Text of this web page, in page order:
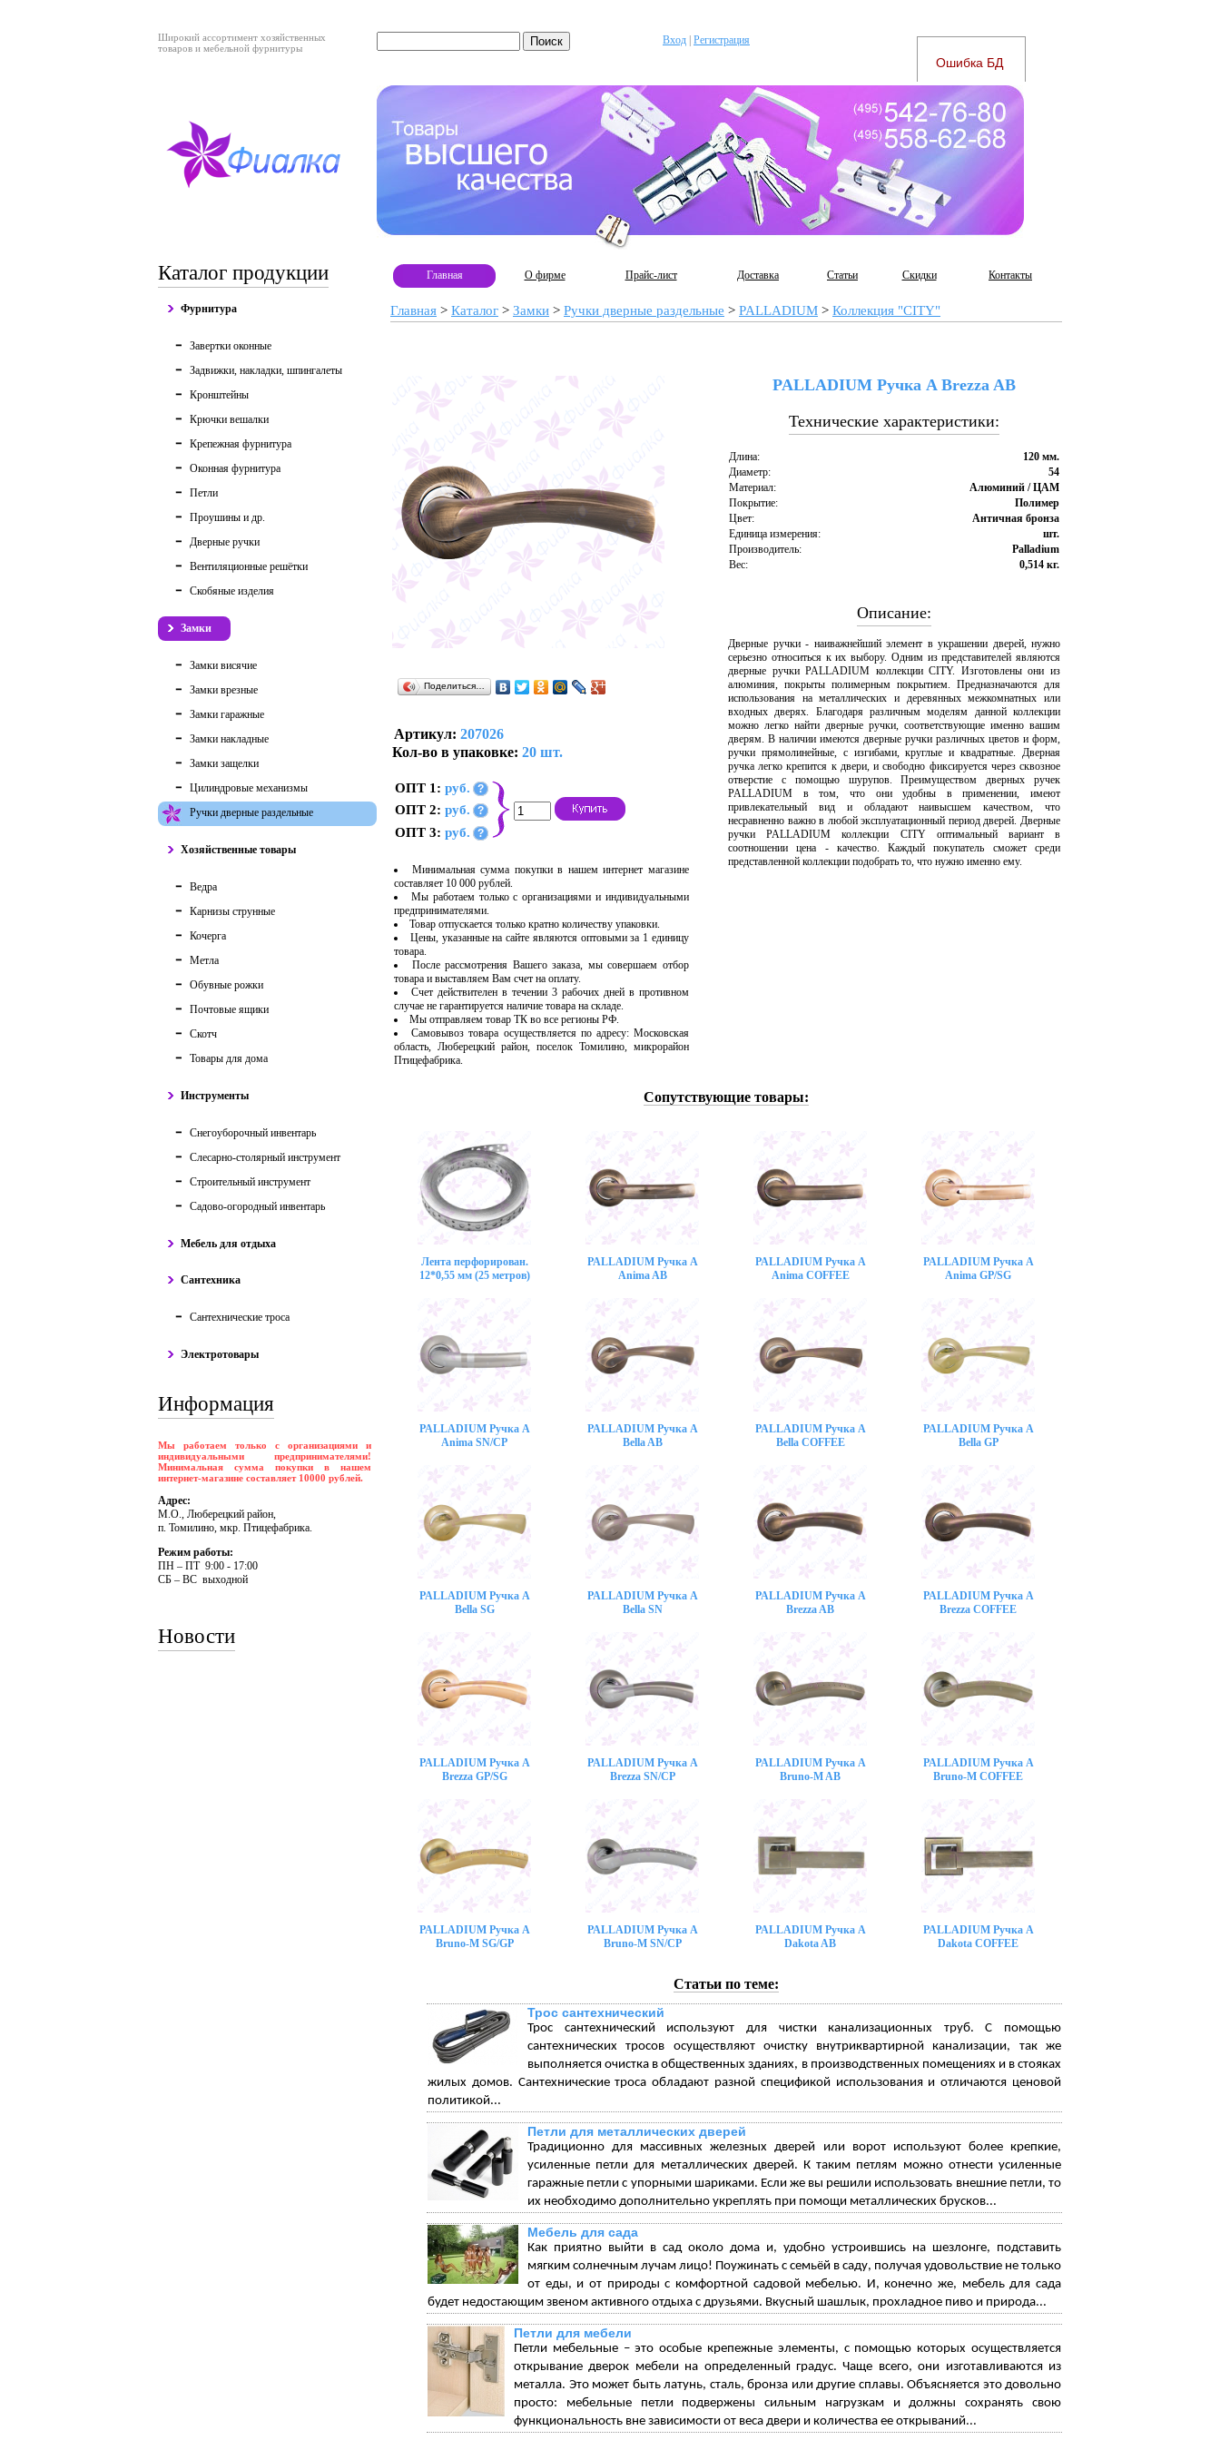
Широкий ассортимент хозяйственных
товаров и мебельной фурнитуры
Вход Регистрация
Каталог продукции
Фурнитура
Завертки оконные
Задвижки, накладки, шпингалеты
Кронштейны
Крючки вешалки
Крепежная фурнитура
Оконная фурнитура
Петли
Проушины и др.
Дверные ручки
Вентиляционные решётки
Скобяные изделия
Замки
Замки висячие
Замки врезные
Замки гаражные
Замки накладные
Замки защелки
Цилиндровые механизмы
Ручки дверные раздельные
Хозяйственные товары
Ведра
Карнизы струнные
Кочерга
Метла
Обувные рожки
Почтовые ящики
Скотч
Товары для дома
Инструменты
Снегоуборочный инвентарь
Слесарно-столярный инструмент
Строительный инструмент
Садово-огородный инвентарь
Мебель для отдыха
Сантехника
Сантехнические троса
Электротовары
Информация
Мы работаем только с организациями и
индивидуальными предпринимателями!
Минимальная сумма покупки в нашем
интернет-магазине составляет 10000 рублей.
Адрес:
М.О., Люберецкий район,
п. Томилино, мкр. Птицефабрика.
Режим работы:
ПH – ПT 9:00 - 17:00
CБ – BC выходной
Новости
Главная О фирме Прайс-лист Доставка Статьи Скидки Контакты
Главная > Каталог > Замки > Ручки дверные раздельные > PALLADIUM > Коллекция "CITY"
Поделиться…
Артикул: 207026
Кол-во в упаковке: 20 шт.
ОПТ 1: руб. ?
ОПТ 2: руб. ?
ОПТ 3: руб. ?
Минимальная сумма покупки в нашем интернет магазине
составляет 10 000 рублей.
Мы работаем только с организациями и индивидуальными
предпринимателями.
Товар отпускается только кратно количеству упаковки.
Цены, указанные на сайте являются оптовыми за 1 единицу
товара.
После рассмотрения Вашего заказа, мы совершаем отбор
товара и выставляем Вам счет на оплату.
Счет действителен в течении 3 рабочих дней в противном
случае не гарантируется наличие товара на складе.
Мы отправляем товар ТК во все регионы РФ.
Самовывоз товара осуществляется по адресу: Московская
область, Люберецкий район, поселок Томилино, микрорайон
Птицефабрика.
PALLADIUM Ручка A Brezza AB
Технические характеристики:
Длина:
120 мм.
Диаметр:
54
Материал:
Алюминий / ЦАМ
Покрытие:
Полимер
Цвет:
Античная бронза
Единица измерения:
шт.
Производитель:
Palladium
Вес:
0,514 кг.
Описание:
Дверные ручки - наиважнейший элемент в украшении дверей, нужно
серьезно относиться к их выбору. Одним из представителей являются
дверные ручки PALLADIUM коллекции CITY. Изготовлены они из
алюминия, покрыты полимерным покрытием. Предназначаются для
использования на металлических и деревянных межкомнатных или
входных дверях. Благодаря различным моделям данной коллекции
можно легко найти дверные ручки, соответствующие именно вашим
дверям. В наличии имеются дверные ручки различных цветов и форм,
ручки прямолинейные, с изгибами, круглые и квадратные. Дверная
ручка легко крепится к двери, и свободно фиксируется через сквозное
отверстие с помощью шурупов. Преимуществом дверных ручек
PALLADIUM в том, что они удобны в применении, имеют
привлекательный вид и обладают наивысшем качеством, что
несравненно важно в любой эксплуатационный период дверей. Дверные
ручки PALLADIUM коллекции CITY оптимальный вариант в
соотношении цена - качество. Каждый покупатель сможет среди
представленной коллекции подобрать то, что нужно именно ему.
Сопутствующие товары:
Лента перфорирован.
12*0,55 мм (25 метров)
PALLADIUM Ручка A
Anima AB
PALLADIUM Ручка A
Anima COFFEE
PALLADIUM Ручка A
Anima GP/SG
PALLADIUM Ручка A
Anima SN/CP
PALLADIUM Ручка A
Bella AB
PALLADIUM Ручка A
Bella COFFEE
PALLADIUM Ручка A
Bella GP
PALLADIUM Ручка A
Bella SG
PALLADIUM Ручка A
Bella SN
PALLADIUM Ручка A
Brezza AB
PALLADIUM Ручка A
Brezza COFFEE
PALLADIUM Ручка A
Brezza GP/SG
PALLADIUM Ручка A
Brezza SN/CP
PALLADIUM Ручка A
Bruno-M AB
PALLADIUM Ручка A
Bruno-M COFFEE
PALLADIUM Ручка A
Bruno-M SG/GP
PALLADIUM Ручка A
Bruno-M SN/CP
PALLADIUM Ручка A
Dakota AB
PALLADIUM Ручка A
Dakota COFFEE
Статьи по теме:
Трос сантехнический
Трос сантехнический используют для чистки канализационных труб. С помощью
сантехнических тросов осуществляют очистку внутриквартирной канализации, так же
выполняется очистка в общественных зданиях, в производственных помещениях и в стояках
жилых домов. Сантехнические троса обладают разной спецификой использования и отличаются ценовой
политикой...
Петли для металлических дверей
Традиционно для массивных железных дверей или ворот используют более крепкие,
усиленные петли для металлических дверей. К таким петлям можно отнести усиленные
гаражные петли с упорными шариками. Если же вы решили использовать внешние петли, то
их необходимо дополнительно укреплять при помощи металлических брусков...
Мебель для сада
Как приятно выйти в сад около дома и, удобно устроившись на шезлонге, подставить
мягким солнечным лучам лицо! Поужинать с семьёй в саду, получая удовольствие не только
от еды, и от природы с комфортной садовой мебелью. И, конечно же, мебель для сада
будет недостающим звеном активного отдыха с друзьями. Вкусный шашлык, прохладное пиво и природа...
Петли для мебели
Петли мебельные – это особые крепежные элементы, с помощью которых осуществляется
открывание дверок мебели на определенный градус. Чаще всего, они изготавливаются из
металла. Это может быть латунь, сталь, бронза или другие сплавы. Объясняется это довольно
просто: мебельные петли подвержены сильным нагрузкам и должны сохранять свою
функциональность вне зависимости от веса двери и количества ее открываний...